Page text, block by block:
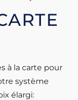
à la carte pour
système
élargi: